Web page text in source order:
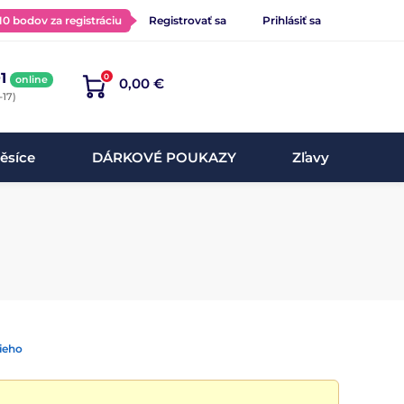
bodov za registráciu Registrovať sa Prihlásiť sa
online
0 0,00 €
DÁRKOVÉ POUKAZY Zľavy